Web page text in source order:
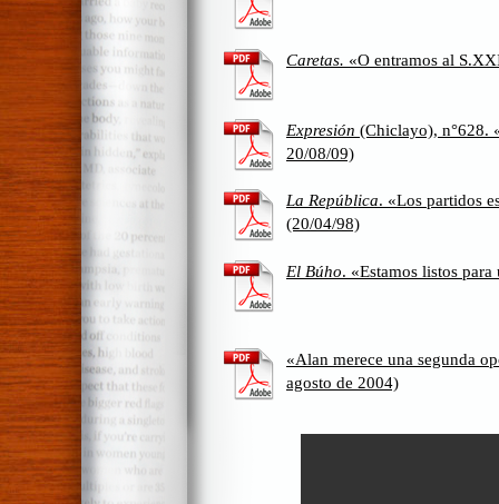
Caretas. «O entramos al
Expresión (Chiclayo), n°628.
20/08/09)
La República. «Los partidos
(20/04/98)
El Búho. «Estamos listos
«Alan merece una segunda
agosto de 2004)